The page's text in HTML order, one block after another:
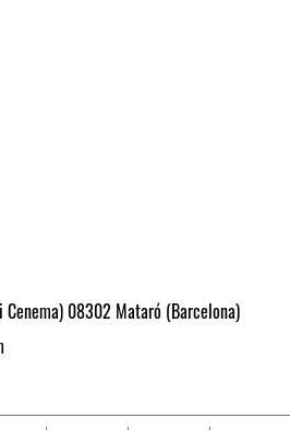
08302 Mataró (Barcelona)